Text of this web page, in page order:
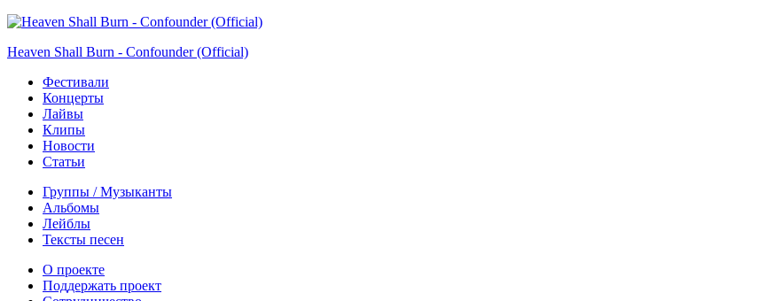
Heaven Shall Burn - Confounder (Official)
Фестивали
Концерты
Лайвы
Клипы
Новости
Статьи
Группы / Музыканты
Альбомы
Лейблы
Тексты песен
О проекте
Поддержать проект